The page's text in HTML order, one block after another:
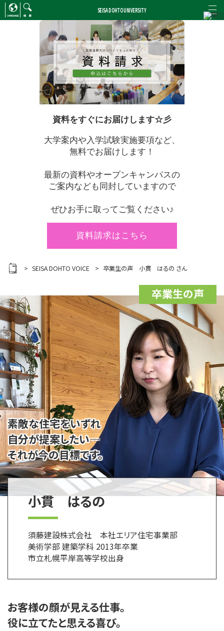
資料をすぐにお届けします☆彡
大学案内や入学試験実施要項など、
無料でお届けします！
最新の資料やオープンキャンパスの
ご案内なども同封していますので
ぜひお手に取ってご覧ください♪
資料請求はこちら
ENGLISH/CHINESE 検索
SEISA DOHTO UNIVERSITY
SEISA DOHTO VOICE 卒業生の声 小貫 はるの さん
卒業生の声
素敵な住宅をいずれ
自分が提案したい―
それが今の目標です。
小貫 はるの
須藤建設株式会社 本社エリア住宅事業部
美術学部 建築学科 2013年卒業
市立札幌平岸高等学校出身
お客様の顔が見える仕事。
役に立てたと思える喜び。